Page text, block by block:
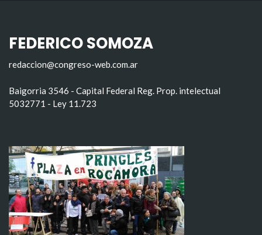
FEDERICO SOMOZA
redaccion@congreso-web.com.ar
Baigorria 3546 - Capital Federal Reg. Prop. intelectual
5032771 - Ley 11.723